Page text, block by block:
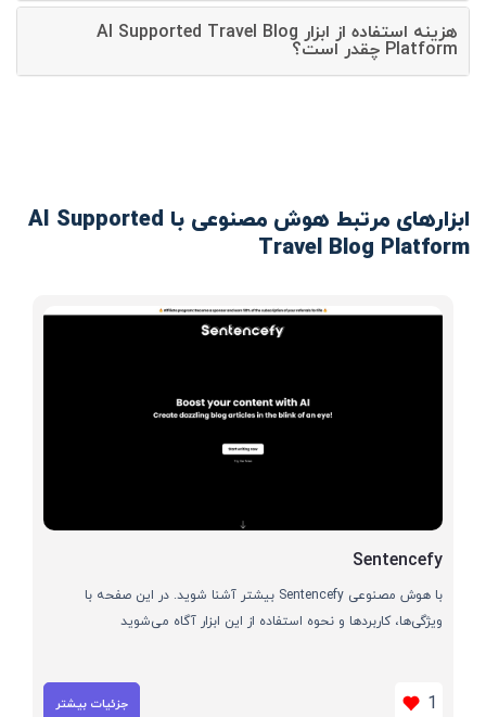
هزینه استفاده از ابزار AI Supported Travel Blog
Platform چقدر است؟
ابزارهای مرتبط هوش مصنوعی با AI Supported
Travel Blog Platform
Sentencefy
با هوش مصنوعی Sentencefy بیشتر آشنا شوید. در این صفحه با
ویژگی‌ها، کاربردها و نحوه استفاده از این ابزار آگاه می‌شوید
1 جزئیات بیشتر